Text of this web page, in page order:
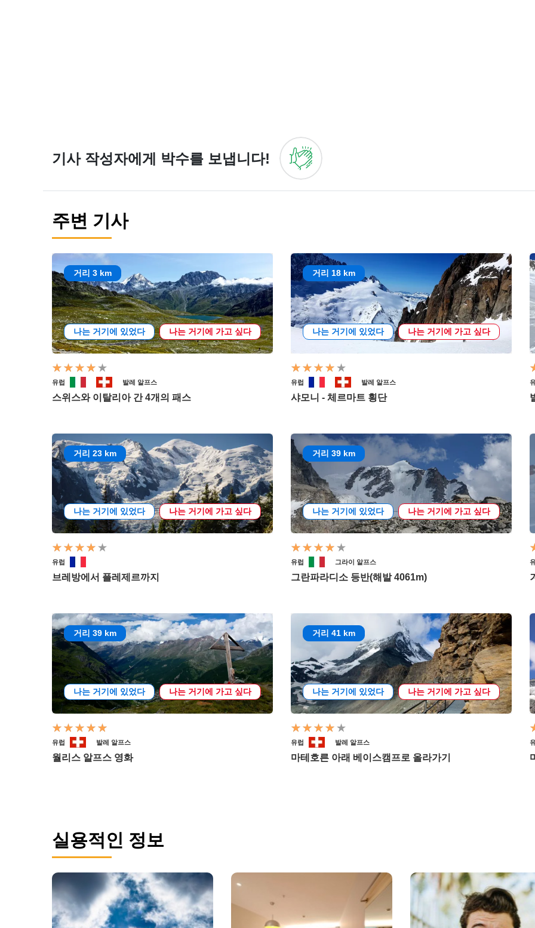
기사 작성자에게 박수를 보냅니다!
주변 기사
거리 3 km
나는 거기에 있었다 나는 거기에 가고 싶다
유럽 발레 알프스
스위스와 이탈리아 간 4개의 패스
거리 18 km
나는 거기에 있었다 나는 거기에 가고 싶다
유럽 발레 알프스
샤모니 - 체르마트 횡단
거리 23 km
나는 거기에 있었다 나는 거기에 가고 싶다
유럽
브레방에서 플레제르까지
거리 39 km
나는 거기에 있었다 나는 거기에 가고 싶다
유럽 그라이 알프스
그란파라디소 등반(해발 4061m)
거리 39 km
나는 거기에 있었다 나는 거기에 가고 싶다
유럽 발레 알프스
월리스 알프스 영화
거리 41 km
나는 거기에 있었다 나는 거기에 가고 싶다
유럽 발레 알프스
마테호른 아래 베이스캠프로 올라가기
실용적인 정보